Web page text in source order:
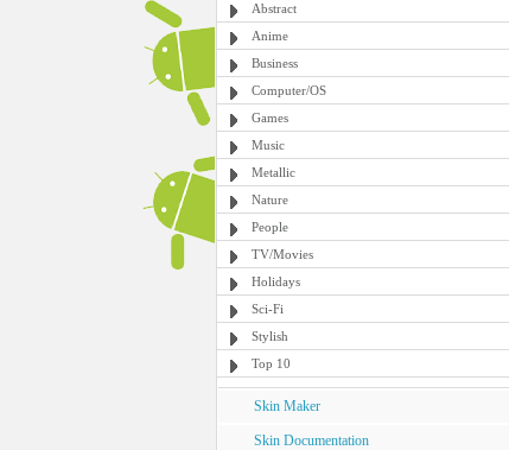
Abstract
Anime
Business
Computer/OS
Games
Music
Metallic
Nature
People
TV/Movies
Holidays
Sci-Fi
Stylish
Top 10
Skin Maker
Skin Documentation